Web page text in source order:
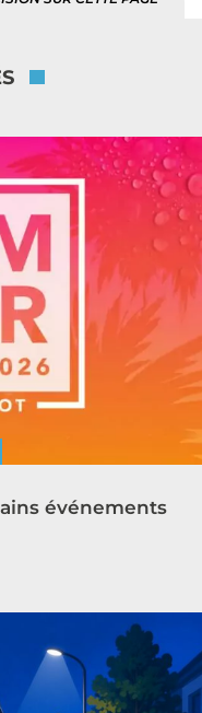
événements